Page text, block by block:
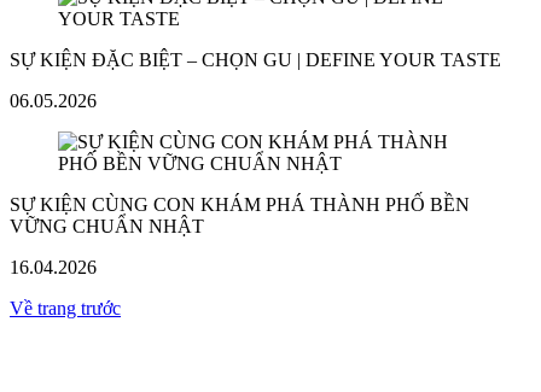
SỰ KIỆN ĐẶC BIỆT – CHỌN GU | DEFINE YOUR TASTE
06.05.2026
SỰ KIỆN CÙNG CON KHÁM PHÁ THÀNH PHỐ BỀN
VỮNG CHUẨN NHẬT
16.04.2026
Về trang trước